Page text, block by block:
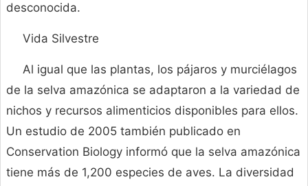
desconocida.
Vida Silvestre
Al igual que las plantas, los pájaros y murciélagos
de la selva amazónica se adaptaron a la variedad de
nichos y recursos alimenticios disponibles para ellos.
Un estudio de 2005 también publicado en
Conservation Biology informó que la selva amazónica
tiene más de 1,200 especies de aves. La diversidad